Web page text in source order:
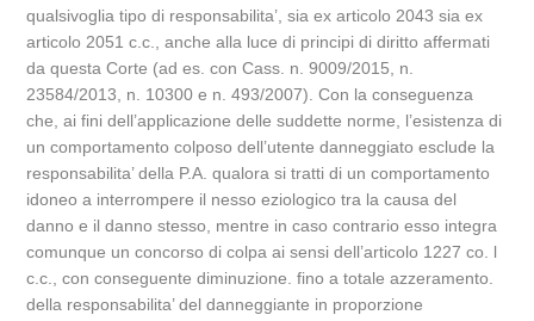
qualsivoglia tipo di responsabilita’, sia ex articolo 2043 sia ex
articolo 2051 c.c., anche alla luce di principi di diritto affermati
da questa Corte (ad es. con Cass. n. 9009/2015, n.
23584/2013, n. 10300 e n. 493/2007). Con la conseguenza
che, ai fini dell’applicazione delle suddette norme, l’esistenza di
un comportamento colposo dell’utente danneggiato esclude la
responsabilita’ della P.A. qualora si tratti di un comportamento
idoneo a interrompere il nesso eziologico tra la causa del
danno e il danno stesso, mentre in caso contrario esso integra
comunque un concorso di colpa ai sensi dell’articolo 1227 co. l
c.c., con conseguente diminuzione. fino a totale azzeramento.
della responsabilita’ del danneggiante in proporzione